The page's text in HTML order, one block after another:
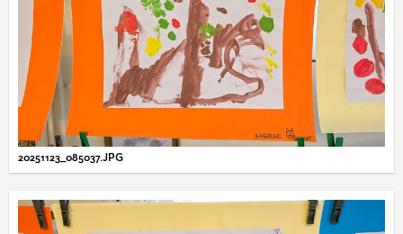
20251123_085037.JPG